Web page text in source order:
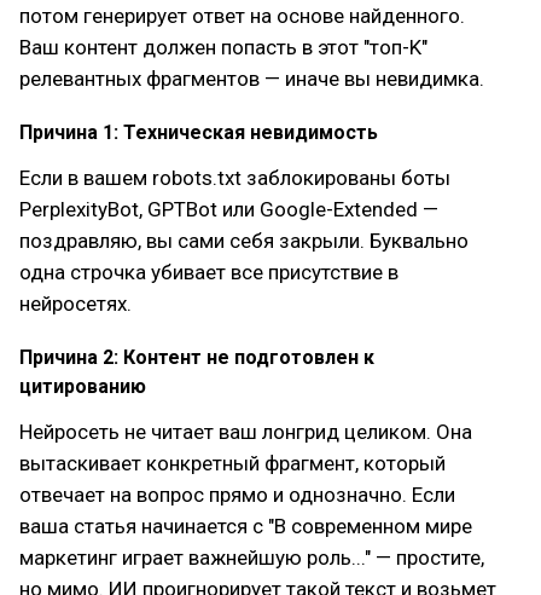
потом генерирует ответ на основе найденного.
Ваш контент должен попасть в этот "топ-K"
релевантных фрагментов — иначе вы невидимка.
Причина 1: Техническая невидимость
Если в вашем robots.txt заблокированы боты
PerplexityBot, GPTBot или Google-Extended —
поздравляю, вы сами себя закрыли. Буквально
одна строчка убивает все присутствие в
нейросетях.
Причина 2: Контент не подготовлен к
цитированию
Нейросеть не читает ваш лонгрид целиком. Она
вытаскивает конкретный фрагмент, который
отвечает на вопрос прямо и однозначно. Если
ваша статья начинается с "В современном мире
маркетинг играет важнейшую роль..." — простите,
но мимо. ИИ проигнорирует такой текст и возьмет